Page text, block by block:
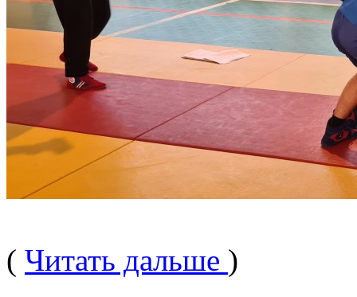
( Читать дальше )